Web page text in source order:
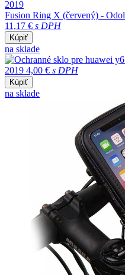
Fusion Ring X (červený) -
11,17 € s DPH
Kúpiť
na sklade
2019 4,00 € s DPH
Kúpiť
na sklade